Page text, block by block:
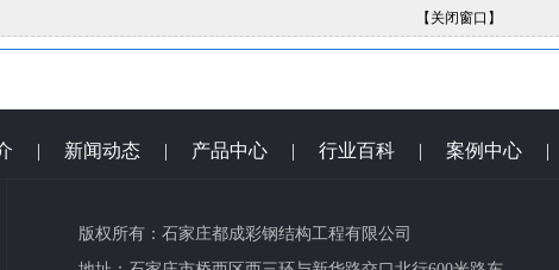
【关闭窗口】
| 新闻动态| 产品中心| 行业百科| 案例中心
版权所有：石家庄都成彩钢结构工程有限公司